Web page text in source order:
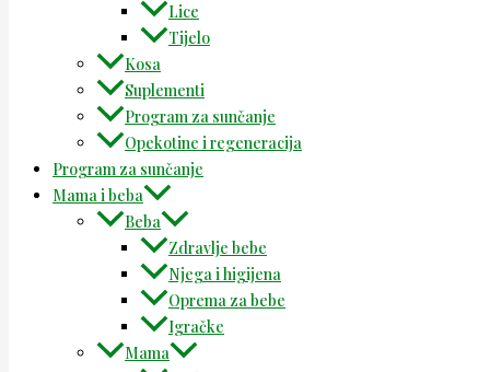
Lice
Tijelo
Kosa
Suplementi
Program za sunčanje
Opekotine i regeneracija
Program za sunčanje
Mama i beba
Beba
Zdravlje bebe
Njega i higijena
Oprema za bebe
Igračke
Mama